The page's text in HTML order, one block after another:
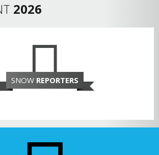
2026
SNOW REPORTERS